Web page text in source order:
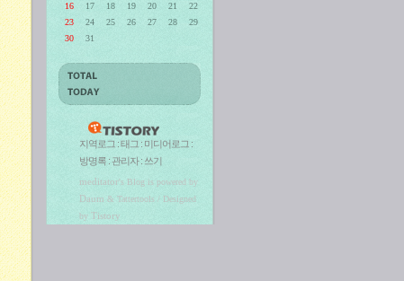
16
17 18 19 20 21
22
23
24 25 26 27 28
29
30
31
지역로그 :태그 : 미디어로그 :
방명록 :관리자: 쓰기
meditator's Blog is powered by
Daum & Tattertools / Designed
by Tistory